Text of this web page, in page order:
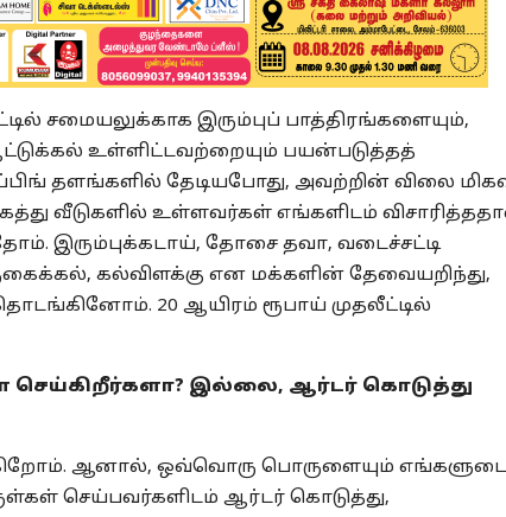
சமையலுக்காக இரும்புப் பாத்திரங்களையும்,
உள்ளிட்டவற்றையும் பயன்படுத்தத்
தேடியபோது, அவற்றின் விலை
வீடுகளில் உள்ளவர்கள் எங்களிடம்
இரும்புக்கடாய், தோசை தவா, வடைச்சட்டி
கல்விளக்கு என மக்களின் தேவையறிந்து,
20 ஆயிரம் ரூபாய் முதலீட்டில்
செய்கிறீர்களா? இல்லை, ஆர்டர் கொடுத்து
ஆனால், ஒவ்வொரு பொருளையும்
செய்பவர்களிடம் ஆர்டர் கொடுத்து,